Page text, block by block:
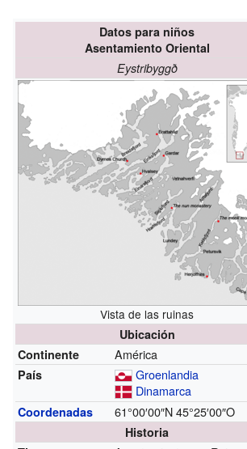
Datos para niños
Asentamiento Oriental
Eystribyggð
Vista de las ruinas
Ubicación
Continente
América
País
Groenlandia
Dinamarca
Coordenadas 61°00′00″N45°25′00″O
Historia